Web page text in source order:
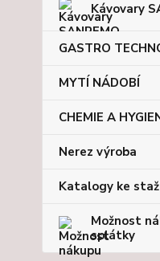
Kávovary
GASTRO
MYTÍ NÁDOBÍ
CHEMIE A
Nerez výroba
Katalogy ke
Možnost
splátky